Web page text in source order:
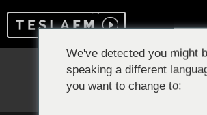
Reproduciendo ahora:
We've detected you might
speaking a different
you want to change to: